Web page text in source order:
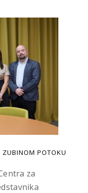
ZUBINOM POTOKU
za